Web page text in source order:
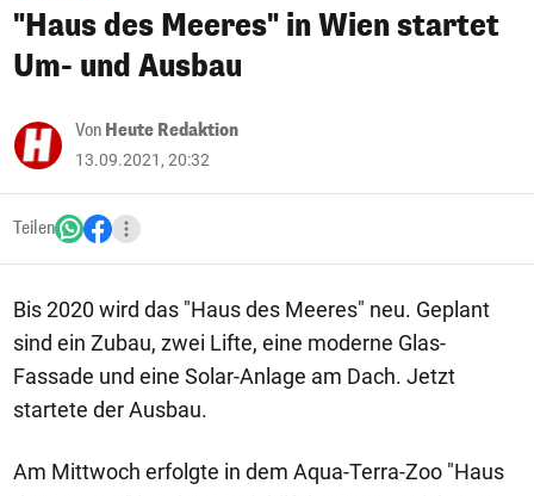
"Haus des Meeres" in Wien startet
Um- und Ausbau
Von Heute Redaktion
13.09.2021, 20:32
Teilen
Bis 2020 wird das "Haus des Meeres" neu. Geplant
sind ein Zubau, zwei Lifte, eine moderne Glas-
Fassade und eine Solar-Anlage am Dach. Jetzt
startete der Ausbau.
Am Mittwoch erfolgte in dem Aqua-Terra-Zoo "Haus